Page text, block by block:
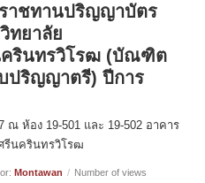
าชทานปริญญาบัตร
ทยาลัย
รินทรวิโรฒ (บัณฑิต
ปริญญาตรี) ปีการ
ณ ห้อง 19-501 และ 19-502 อาคาร
รีนครินทรวิโรฒ
Montawan / Number of views